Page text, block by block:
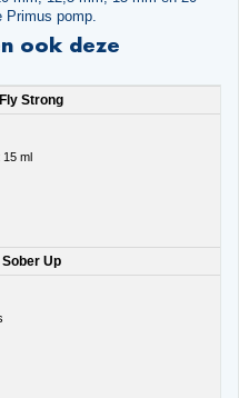
Primus pomp.
ook deze
Strong
15 ml
Up